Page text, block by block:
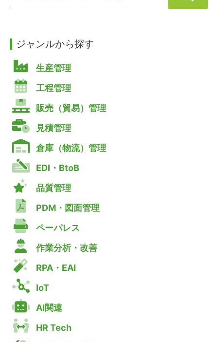
ジャンルから探す
生産管理
工程管理
販売（貿易）管理
見積管理
倉庫（物流）管理
EDI・BtoB
品質管理
PDM・図面管理
ペーパレス
作業分析・改善
RPA・EAI
IoT
AI関連
HR Tech